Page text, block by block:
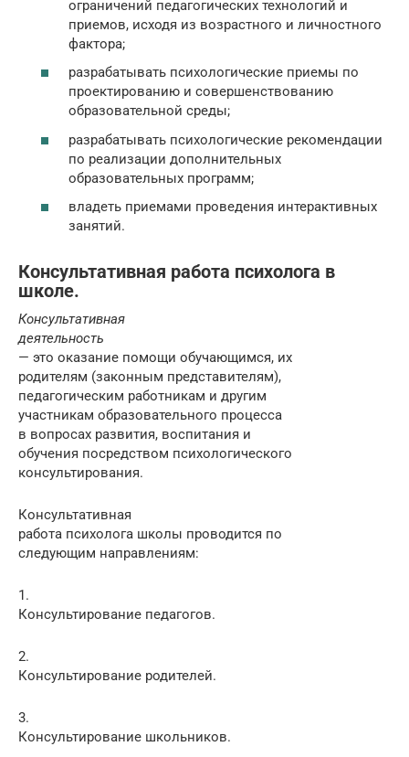
ограничений педагогических технологий и
приемов, исходя из возрастного и личностного
фактора;
разрабатывать психологические приемы по
проектированию и совершенствованию
образовательной среды;
разрабатывать психологические рекомендации
по реализации дополнительных
образовательных программ;
владеть приемами проведения интерактивных
занятий.
Консультативная работа психолога в
школе.
Консультативная
деятельность
— это оказание помощи обучающимся, их
родителям (законным представителям),
педагогическим работникам и другим
участникам образовательного процесса
в вопросах развития, воспитания и
обучения посредством психологического
консультирования.
Консультативная
работа психолога школы проводится по
следующим направлениям:
1.
Консультирование педагогов.
2.
Консультирование родителей.
3.
Консультирование школьников.